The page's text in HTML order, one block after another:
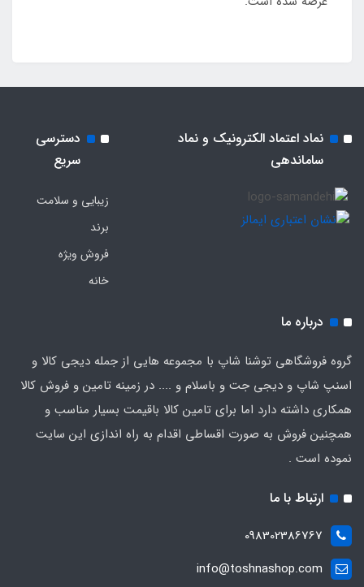
نماد اعتماد الکترونیک و نماد
ساماندهی
دسترسی
سریع
زیبایی و سلامت
برند
فروش ویژه
خانه
درباره ما
گروه فروشگاهی توشنا شاپ با مجموعه هایی از جمله دیجی کالا و
اسنپ شاپ و دیجی جت و باسلام و .... در زمینه تامین و فروش کالا
همکاری داشته دارد اما برای تامین کالا باقیمت بسیار مناسب و
همچنین فروش به صورت اقساطی اقدام به راه اندازی این سایت
نموده است .
ارتباط با ما
098302386767
info@toshnashop.com